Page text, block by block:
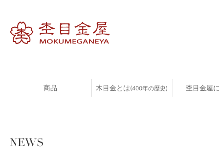
商品 木目金とは(400年の歴史) 杢目金屋
NEWS